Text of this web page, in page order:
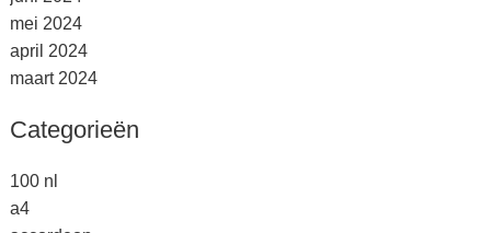
mei 2024
april 2024
maart 2024
Categorieën
100 nl
a4